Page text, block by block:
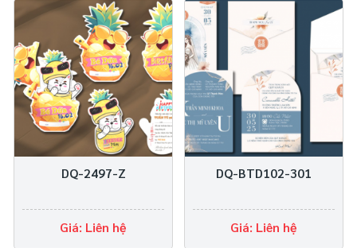
DQ-2497-Z
Giá: Liên hệ
DQ-BTD102-301
Giá: Liên hệ